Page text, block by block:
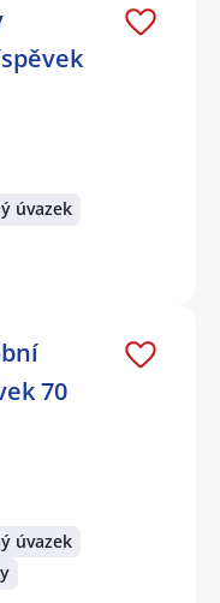
úvazek
70
úvazek